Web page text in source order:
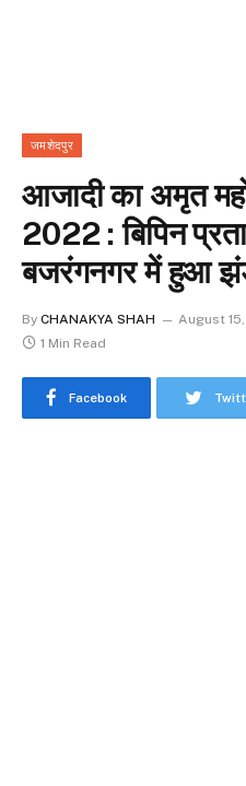
जमशेदपुर
आजादी का अमृत
2022 : बिपिन
बजरंगनगर में हुआ
By CHANAKYA SHAH August
1 Min Read
Facebook